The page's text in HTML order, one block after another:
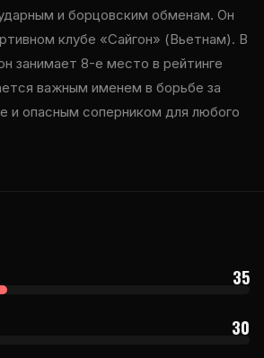
и борцовским обменам. Он
клубе «Сайгон» (Вьетнам). В
занимает 8-е место в рейтинге
важным именем в борьбе за
и опасным соперником для любого
35
30